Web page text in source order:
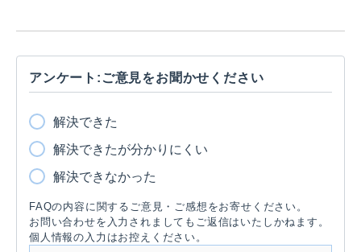
アンケート:ご意見をお聞かせください
解決できた
解決できたが分かりにくい
解決できなかった
FAQの内容に関するご意見・ご感想をお寄せください。
お問い合わせを入力されましてもご返信はいたしかねます。
個人情報の入力はお控えください。